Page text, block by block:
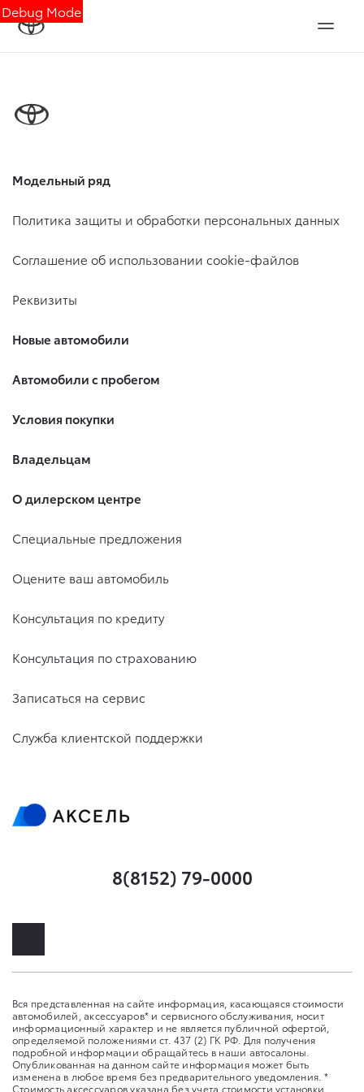
Debug Mode
Модельный ряд
Политика защиты и обработки персональных данных
Соглашение об использовании cookie-файлов
Реквизиты
Новые автомобили
Автомобили с пробегом
Условия покупки
Владельцам
О дилерском центре
Специальные предложения
Оцените ваш автомобиль
Консультация по кредиту
Консультация по страхованию
Записаться на сервис
Служба клиентской поддержки
8(8152) 79-0000
Вся представленная на сайте информация, касающаяся стоимости
автомобилей, аксессуаров* и сервисного обслуживания, носит
информационный характер и не является публичной офертой,
определяемой положениями ст. 437 (2) ГК РФ. Для получения
подробной информации обращайтесь в наши автосалоны.
Опубликованная на данном сайте информация может быть
изменена в любое время без предварительного уведомления. *
Стоимость аксессуаров указана без учета стоимости установки.